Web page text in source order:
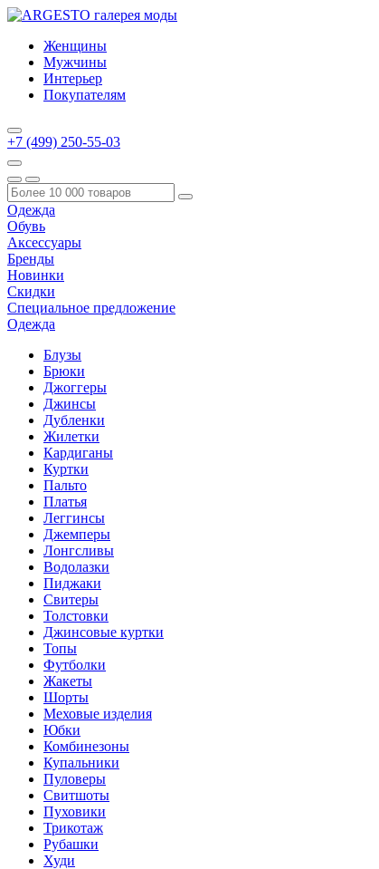
Женщины
Мужчины
Интерьер
Покупателям
+7 (499) 250-55-03
Одежда
Обувь
Аксессуары
Бренды
Новинки
Скидки
Специальное предложение
Одежда
Блузы
Брюки
Джоггеры
Джинсы
Дубленки
Жилетки
Кардиганы
Куртки
Пальто
Платья
Леггинсы
Джемперы
Лонгсливы
Водолазки
Пиджаки
Свитеры
Толстовки
Джинсовые куртки
Топы
Футболки
Жакеты
Шорты
Меховые изделия
Юбки
Комбинезоны
Купальники
Пуловеры
Свитшоты
Пуховики
Трикотаж
Рубашки
Худи